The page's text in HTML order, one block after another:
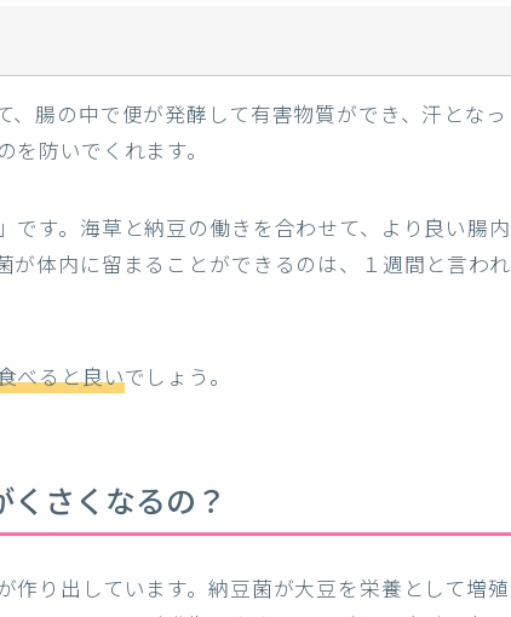
腸の中で便が発酵して有害物質ができ、汗となっ
防いでくれます。
です。海草と納豆の働きを合わせて、より良い腸内
が体内に留まることができるのは、１週間と言われ
べると良いでしょう。
さくなるの？
作り出しています。納豆菌が大豆を栄養として増殖